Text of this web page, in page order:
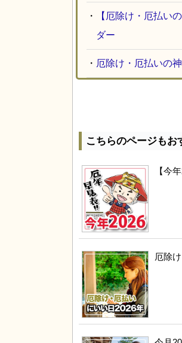
・
【厄除け・厄払い
ダー
・ 厄除け・厄払いの
こちらのページもお
【今
厄除